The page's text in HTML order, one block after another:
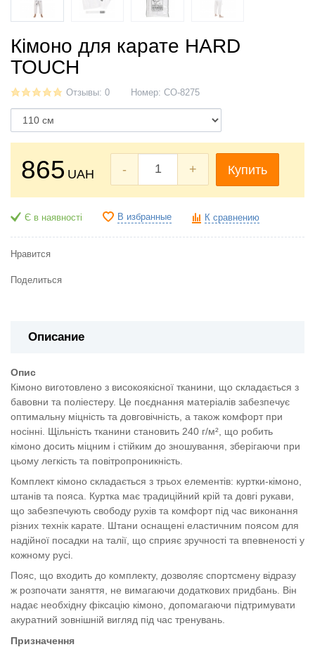
Кімоно для карате HARD
TOUCH
Отзывы: 0 Номер: CO-8275
865 UAH - + Купить
Є в наявності В избранные К сравнению
Нравится
Поделиться
Описание
Опис
Кімоно виготовлено з високоякісної тканини, що складається з
бавовни та поліестеру. Це поєднання матеріалів забезпечує
оптимальну міцність та довговічність, а також комфорт при
носінні. Щільність тканини становить 240 г/м², що робить
кімоно досить міцним і стійким до зношування, зберігаючи при
цьому легкість та повітропроникність.
Комплект кімоно складається з трьох елементів: куртки-кімоно,
штанів та пояса. Куртка має традиційний крій та довгі рукави,
що забезпечують свободу рухів та комфорт під час виконання
різних технік карате. Штани оснащені еластичним поясом для
надійної посадки на талії, що сприяє зручності та впевненості у
кожному русі.
Пояс, що входить до комплекту, дозволяє спортсмену відразу
ж розпочати заняття, не вимагаючи додаткових придбань. Він
надає необхідну фіксацію кімоно, допомагаючи підтримувати
акуратний зовнішній вигляд під час тренувань.
Призначення